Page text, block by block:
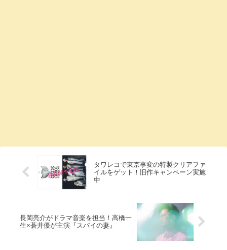
タワレコで東京事変の特製クリアファ
イルをゲット！旧作キャンペーン実施
中
長岡亮介がドラマ音楽を担当！高橋一
生×蒼井優が主演『スパイの妻』